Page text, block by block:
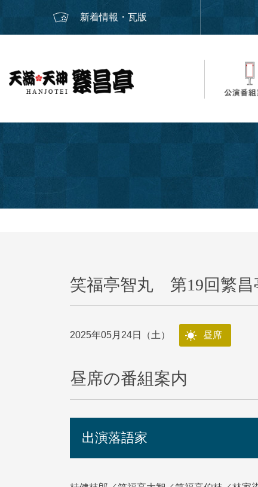
新着情報・瓦版
笑福亭智丸 第19回繁昌
2025年05月24日（土） 昼席
昼席の番組案内
出演落語家